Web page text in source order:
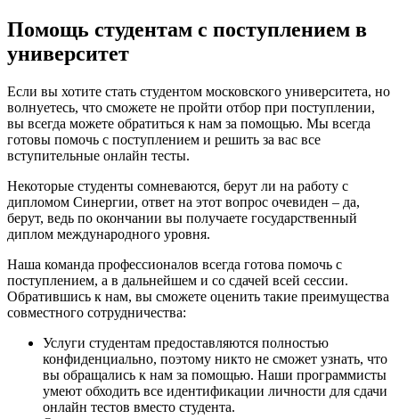
Помощь студентам с поступлением в
университет
Если вы хотите стать студентом московского университета, но
волнуетесь, что сможете не пройти отбор при поступлении,
вы всегда можете обратиться к нам за помощью. Мы всегда
готовы помочь с поступлением и решить за вас все
вступительные онлайн тесты.
Некоторые студенты сомневаются, берут ли на работу с
дипломом Синергии, ответ на этот вопрос очевиден – да,
берут, ведь по окончании вы получаете государственный
диплом международного уровня.
Наша команда профессионалов всегда готова помочь с
поступлением, а в дальнейшем и со сдачей всей сессии.
Обратившись к нам, вы сможете оценить такие преимущества
совместного сотрудничества:
Услуги студентам предоставляются полностью
конфиденциально, поэтому никто не сможет узнать, что
вы обращались к нам за помощью. Наши программисты
умеют обходить все идентификации личности для сдачи
онлайн тестов вместо студента.